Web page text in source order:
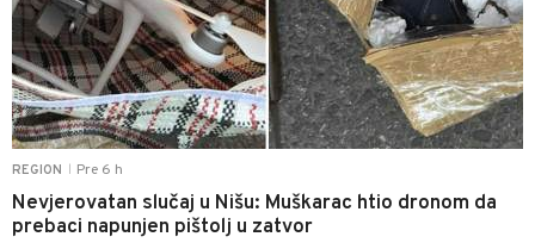
REGION Pre 6 h
Nevjerovatan slučaj u Nišu: Muškarac htio dronom da
prebaci napunjen pištolj u zatvor